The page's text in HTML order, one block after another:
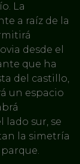
La
a raíz de la
desde el
que ha
del castillo,
un espacio
lado sur, se
la simetría